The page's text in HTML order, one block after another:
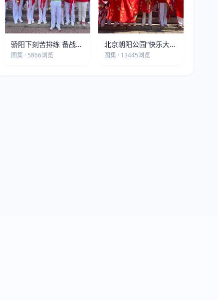
骄阳下刻苦排练 备战第
五届莫斯科世界大健康
图集 · 5866浏览
北京朝阳公园“快乐大本
营”建党105周年庆祝活
图集 · 13445浏览